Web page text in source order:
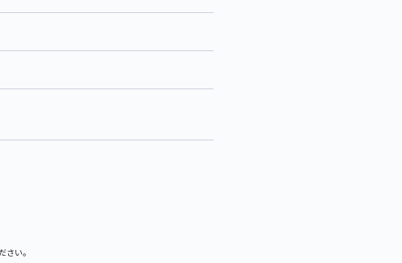
い。